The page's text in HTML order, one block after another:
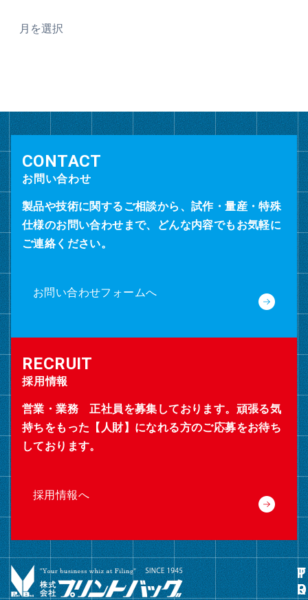
ー
お問い合わせ
製品や技術に関するご相談から、試作・量産・特殊
仕様のお問い合わせまで、どんな内容でもお気軽に
ご連絡ください。
お問い合わせフォームへ
採用情報
営業・業務 正社員を募集しております。頑張る気
持ちをもった【人財】になれる方のご応募をお待ち
しております。
採用情報へ
グ
ル